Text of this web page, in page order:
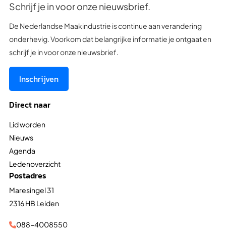
Schrijf je in voor onze nieuwsbrief.
De Nederlandse Maakindustrie is continue aan verandering
onderhevig. Voorkom dat belangrijke informatie je ontgaat en
schrijf je in voor onze nieuwsbrief.
Inschrijven
Direct naar
Lid worden
Nieuws
Agenda
Ledenoverzicht
Postadres
Maresingel 31
2316 HB Leiden
088-4008550